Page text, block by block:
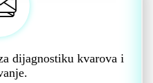
dijagnostiku kvarova i